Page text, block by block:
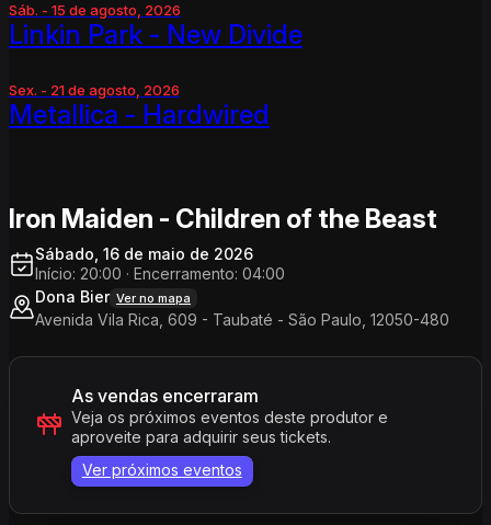
Sáb. - 15 de agosto, 2026
Linkin Park - New Divide
Sex. - 21 de agosto, 2026
Metallica - Hardwired
Iron Maiden - Children of the Beast
Sábado, 16 de maio de 2026
Início: 20:00 · Encerramento: 04:00
Dona Bier Ver no mapa
Avenida Vila Rica, 609 - Taubaté - São Paulo, 12050-480
As vendas encerraram
Veja os próximos eventos deste produtor e
aproveite para adquirir seus tickets.
Ver próximos eventos